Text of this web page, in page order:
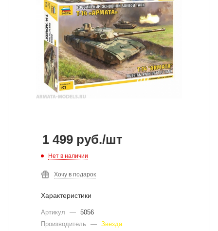
1 499 руб./шт
Нет в наличии
Хочу в подарок
Характеристики
Артикул — 5056
Производитель
— Звезда